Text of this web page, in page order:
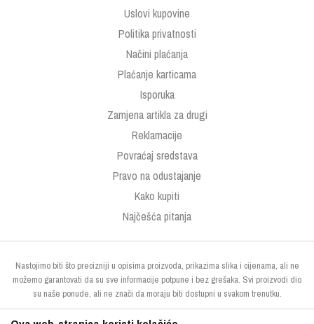
Uslovi kupovine
Politika privatnosti
Načini plaćanja
Plaćanje karticama
Isporuka
Zamjena artikla za drugi
Reklamacije
Povraćaj sredstava
Pravo na odustajanje
Kako kupiti
Najčešća pitanja
Nastojimo biti što precizniji u opisima proizvoda, prikazima slika i cijenama, ali ne
možemo garantovati da su sve informacije potpune i bez grešaka. Svi proizvodi dio
su naše ponude, ali ne znači da moraju biti dostupni u svakom trenutku.